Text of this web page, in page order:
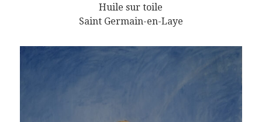
Huile sur toile
Saint Germain-en-Laye